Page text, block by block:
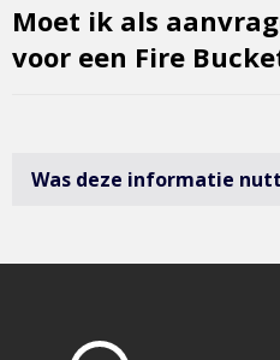
Moet ik als
voor een Fire
Was deze informatie